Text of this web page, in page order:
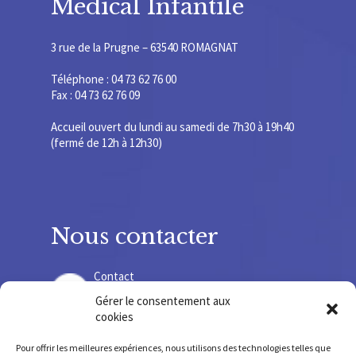
Gérer le consentement aux
cookies
Pour offrir les meilleures expériences, nous utilisons des technologies telles que
Médical Infantile
3 rue de la Prugne – 63540 ROMAGNAT
Téléphone : 04 73 62 76 00
Fax : 04 73 62 76 09
Accueil ouvert du lundi au samedi de 7h30 à 19h40
(fermé de 12h à 12h30)
Nous contacter
Contact
Recrutement